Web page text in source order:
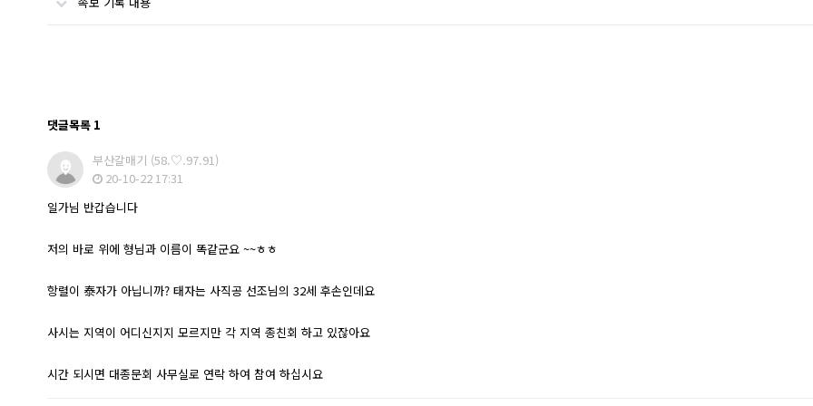
댓글목록 1
부산갈매기 (58.♡.97.91)
20-10-22 17:31
일가님 반갑습니다
저의 바로 위에 형님과 이름이 똑같군요 ~~ㅎㅎ
항렬이 泰자가 아닙니까? 태자는 사직공 선조님의 32세 후손인데요
사시는 지역이 어디신지지 모르지만 각 지역 종친회 하고 있잖아요
시간 되시면 대종문회 사무실로 연락 하여 참여 하십시요